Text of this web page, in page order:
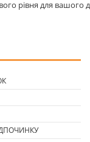
рівня для вашого